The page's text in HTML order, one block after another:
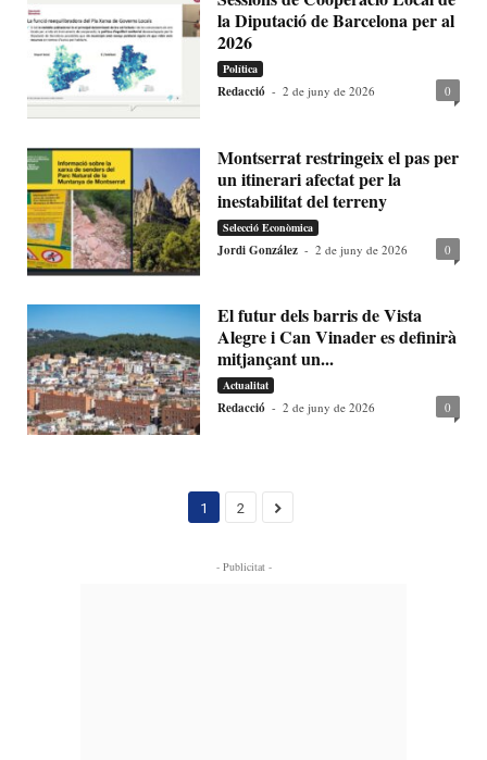
la Diputació de Barcelona per al
2026
Política
Redacció - 2 de juny de 2026 0
Montserrat restringeix el pas per
un itinerari afectat per la
inestabilitat del terreny
Selecció Econòmica
Jordi González - 2 de juny de 2026 0
El futur dels barris de Vista
Alegre i Can Vinader es definirà
mitjançant un...
Actualitat
Redacció - 2 de juny de 2026 0
1 2
- Publicitat -